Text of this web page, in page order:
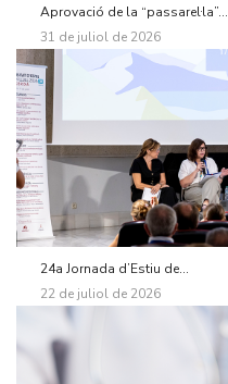
Aprovació de la “passarel·la”...
31 de juliol de 2026
24a Jornada d’Estiu de...
22 de juliol de 2026